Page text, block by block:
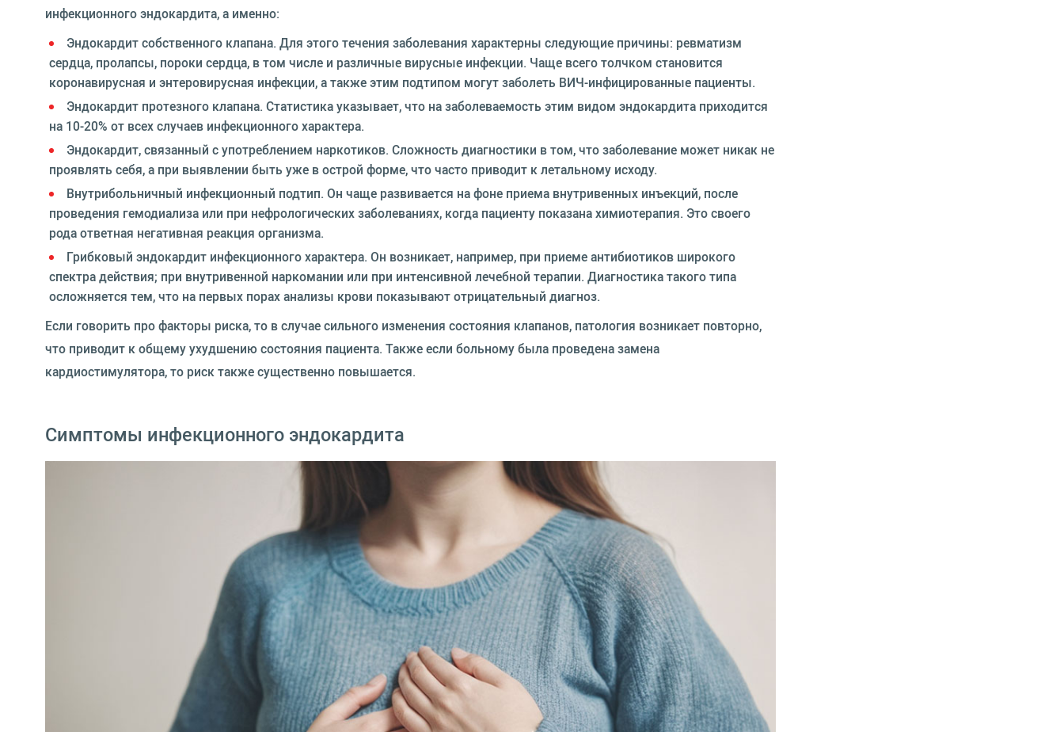
инфекционного эндокардита, а именно:
Эндокардит собственного клапана. Для этого течения заболевания характерны следующие причины: ревматизм
сердца, пролапсы, пороки сердца, в том числе и различные вирусные инфекции. Чаще всего толчком становится
коронавирусная и энтеровирусная инфекции, а также этим подтипом могут заболеть ВИЧ-инфицированные пациенты.
Эндокардит протезного клапана. Статистика указывает, что на заболеваемость этим видом эндокардита приходится
на 10-20% от всех случаев инфекционного характера.
Эндокардит, связанный с употреблением наркотиков. Сложность диагностики в том, что заболевание может никак не
проявлять себя, а при выявлении быть уже в острой форме, что часто приводит к летальному исходу.
Внутрибольничный инфекционный подтип. Он чаще развивается на фоне приема внутривенных инъекций, после
проведения гемодиализа или при нефрологических заболеваниях, когда пациенту показана химиотерапия. Это своего
рода ответная негативная реакция организма.
Грибковый эндокардит инфекционного характера. Он возникает, например, при приеме антибиотиков широкого
спектра действия; при внутривенной наркомании или при интенсивной лечебной терапии. Диагностика такого типа
осложняется тем, что на первых порах анализы крови показывают отрицательный диагноз.
Если говорить про факторы риска, то в случае сильного изменения состояния клапанов, патология возникает повторно,
что приводит к общему ухудшению состояния пациента. Также если больному была проведена замена
кардиостимулятора, то риск также существенно повышается.
Симптомы инфекционного эндокардита